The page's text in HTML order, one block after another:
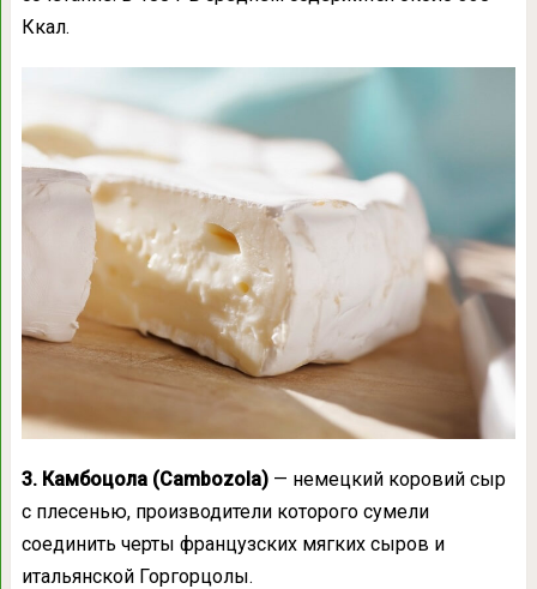
Ккал.
3. Камбоцола (Cambozola)— немецкий коровий сыр
с плесенью, производители которого сумели
соединить черты французских мягких сыров и
итальянской Горгорцолы.